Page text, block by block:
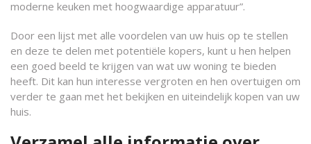
moderne keuken met hoogwaardige apparatuur”.
Door een lijst met alle voordelen van uw huis op te stellen
en deze te delen met potentiële kopers, kunt u hen helpen
een goed beeld te krijgen van wat uw woning te bieden
heeft. Dit kan hun interesse vergroten en hen overtuigen om
verder te gaan met het bekijken en uiteindelijk kopen van uw
huis.